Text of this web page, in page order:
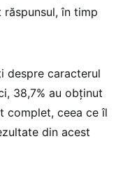
răspunsul, în timp
despre caracterul
38,7% au obținut
complet, ceea ce îl
din acest